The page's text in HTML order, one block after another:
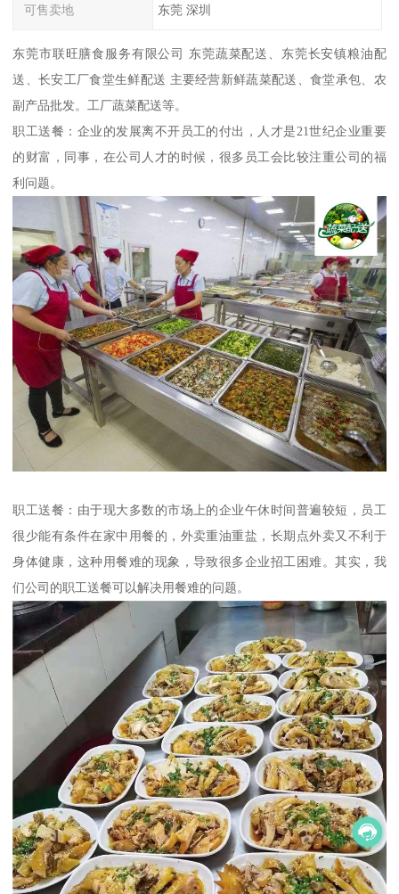
可售卖地 东莞 深圳
东莞市联旺膳食服务有限公司 东莞蔬菜配送、东莞长安镇粮油配
送、长安工厂食堂生鲜配送 主要经营新鲜蔬菜配送、食堂承包、农
副产品批发。工厂蔬菜配送等。
职工送餐：企业的发展离不开员工的付出，人才是21世纪企业重要
的财富，同事，在公司人才的时候，很多员工会比较注重公司的福
利问题。
职工送餐：由于现大多数的市场上的企业午休时间普遍较短，员工
很少能有条件在家中用餐的，外卖重油重盐，长期点外卖又不利于
身体健康，这种用餐难的现象，导致很多企业招工困难。其实，我
们公司的职工送餐可以解决用餐难的问题。